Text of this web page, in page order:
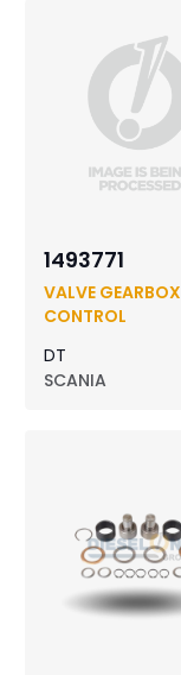
1493771
VALVE GEARBOX
CONTROL
DT
SCANIA